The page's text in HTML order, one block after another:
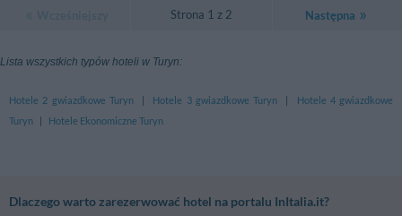
Strona 1 z 2 Następna
Lista wszystkich typów hoteli w Turyn:
Hotele 2 gwiazdkowe Turyn | Hotele 3 gwiazdkowe Turyn |
Hotele 4 gwiazdkowe
Turyn
| Hotele Ekonomiczne Turyn
Dlaczego warto zarezerwować hotel na portalu InItalia.it?